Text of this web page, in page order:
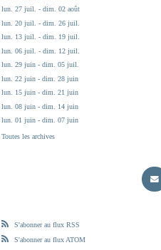
lun. 27 juil. - dim. 02 août
lun. 20 juil. - dim. 26 juil.
lun. 13 juil. - dim. 19 juil.
lun. 06 juil. - dim. 12 juil.
lun. 29 juin - dim. 05 juil.
lun. 22 juin - dim. 28 juin
lun. 15 juin - dim. 21 juin
lun. 08 juin - dim. 14 juin
lun. 01 juin - dim. 07 juin
Toutes les archives
S'abonner au flux RSS
S'abonner au flux ATOM